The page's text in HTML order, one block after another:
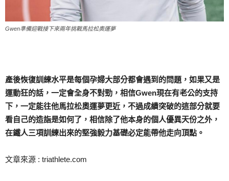
Gwen準備迎戰接下來兩年挑戰馬拉松奧運夢
產後恢復訓練水平是每個孕婦大部分都會遇到的問題，如果又是
運動狂的話，一定會全身不對勁，相信Gwen現在有老公的支持
下，一定能往他馬拉松奧運夢更近，不過成績突破的這部分就要
看自己的造詣是如何了，相信除了他本身的個人優異天份之外，
在鐵人三項訓練出來的堅強毅力基礎必定能帶他走向頂點。
文章來源 : triathlete.com